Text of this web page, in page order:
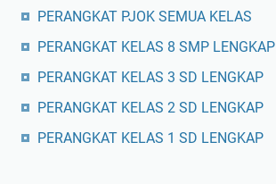
PERANGKAT PJOK SEMUA KELAS
PERANGKAT KELAS 8 SMP LENGKAP
PERANGKAT KELAS 3 SD LENGKAP
PERANGKAT KELAS 2 SD LENGKAP
PERANGKAT KELAS 1 SD LENGKAP